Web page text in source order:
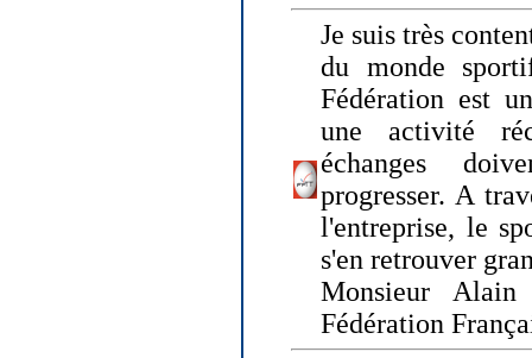
Je suis très
du monde
Fédération est
une activité
échanges
progresser. A
l'entreprise, le
s'en retrouver
Monsieur
Fédération